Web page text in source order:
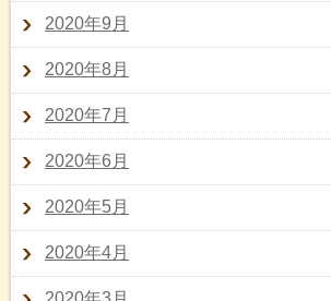
2020年9月
2020年8月
2020年7月
2020年6月
2020年5月
2020年4月